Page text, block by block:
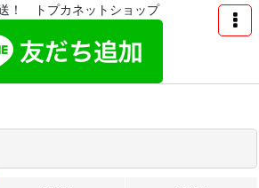
！ トプカネットショップ